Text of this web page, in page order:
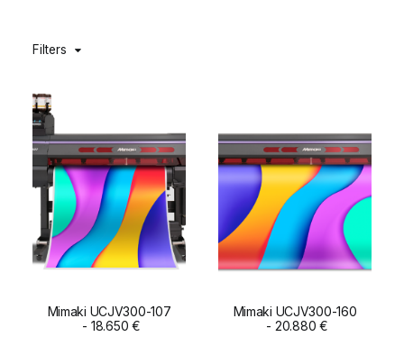
IDIOMA
Filters
ADD TO CART
Mimaki UCJV300-107
18.650€ ADD TO CART
Mimaki UCJV300-160
20.880€